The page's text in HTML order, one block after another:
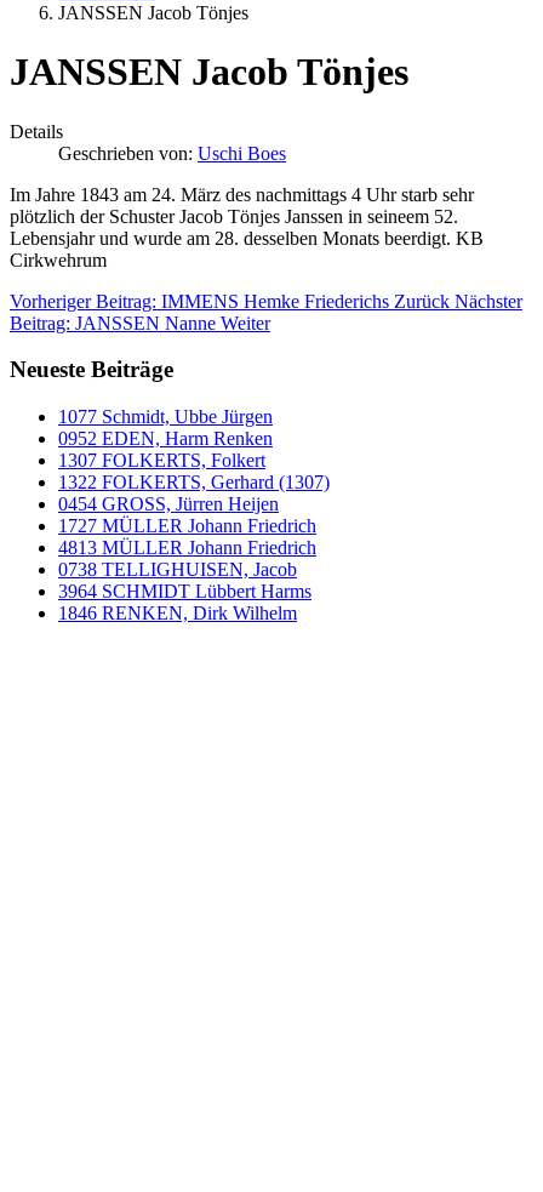
JANSSEN Jacob Tönjes
JANSSEN Jacob Tönjes
Details
Geschrieben von: Uschi Boes
Im Jahre 1843 am 24. März des nachmittags 4 Uhr starb sehr
plötzlich der Schuster Jacob Tönjes Janssen in seineem 52.
Lebensjahr und wurde am 28. desselben Monats beerdigt. KB
Cirkwehrum
Vorheriger Beitrag: IMMENS Hemke Friederichs Zurück Nächster
Beitrag: JANSSEN Nanne Weiter
Neueste Beiträge
1077 Schmidt, Ubbe Jürgen
0952 EDEN, Harm Renken
1307 FOLKERTS, Folkert
1322 FOLKERTS, Gerhard (1307)
0454 GROSS, Jürren Heijen
1727 MÜLLER Johann Friedrich
4813 MÜLLER Johann Friedrich
0738 TELLIGHUISEN, Jacob
3964 SCHMIDT Lübbert Harms
1846 RENKEN, Dirk Wilhelm